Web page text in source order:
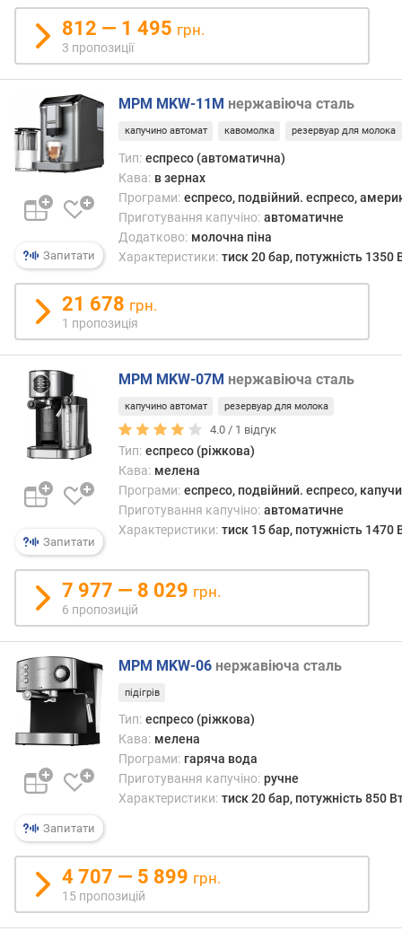
р
о
г
и
х
д
о
д
е
е
в
х
а
д
г
у
к
а
м
и
а
д
а
т
о
ю
о
д
а
а
н
я
з
а
к
і
л
ь
812 — 1 495 грн.
3 пропозиції
Запитати
MPM MKW-11M нержавіюча сталь
капучино автомат кавомолка резервуар для молока
Тип: еспресо (автоматична)
Кава: в зернах
Програми: еспресо, подвійний. еспресо,
Приготування капучіно: автоматичне
Додатково: молочна піна
Характеристики: тиск 20 бар, потужність 1350
21 678 грн.
1 пропозиція
Запитати
MPM MKW-07M нержавіюча сталь
капучино автомат резервуар для молока
4.0 / 1 відгук
Тип: еспресо (ріжкова)
Кава: мелена
Програми: еспресо, подвійний. еспресо,
Приготування капучіно: автоматичне
Характеристики: тиск 15 бар, потужність 1470
7 977 — 8 029 грн.
6 пропозицій
Запитати
MPM MKW-06 нержавіюча сталь
підігрів
Тип: еспресо (ріжкова)
Кава: мелена
Програми: гаряча вода
Приготування капучіно: ручне
Характеристики: тиск 20 бар, потужність 850
4 707 — 5 899 грн.
15 пропозицій